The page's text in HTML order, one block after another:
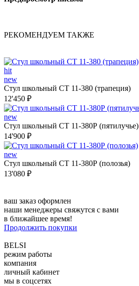
РЕКОМЕНДУЕМ ТАКЖЕ
hit
new
Стул школьный СТ 11-380 (трапеция)
12'450 ₽
new
Стул школьный СТ 11-380Р (пятилучье)
14'900 ₽
new
Стул школьный СТ 11-380Р (полозья)
13'080 ₽
ваш заказ оформлен
наши менеджеры свяжутся с вами
в ближайшее время!
Продолжить покупки
BELSI
режим работы
компания
личный кабинет
мы в соцсетях